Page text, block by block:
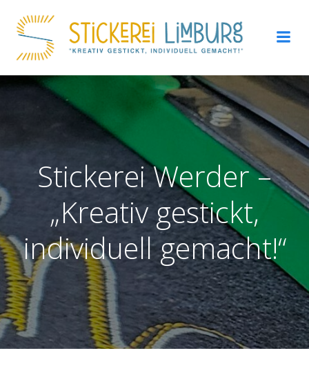
Inhalt
springen
Stickerei Werder –
„Kreativ gestickt,
individuell gemacht!“